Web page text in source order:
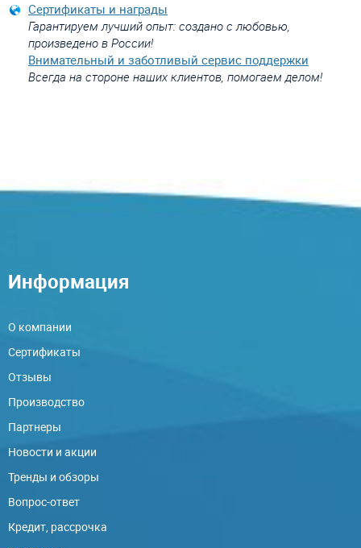
Сертификаты и награды
Гарантируем лучший опыт: создано с любовью,
произведено в России!
Внимательный и заботливый сервис поддержки
Всегда на стороне наших клиентов, помогаем делом!
Информация
О компании
Сертификаты
Отзывы
Производство
Партнеры
Новости и акции
Тренды и обзоры
Вопрос-ответ
Кредит, рассрочка